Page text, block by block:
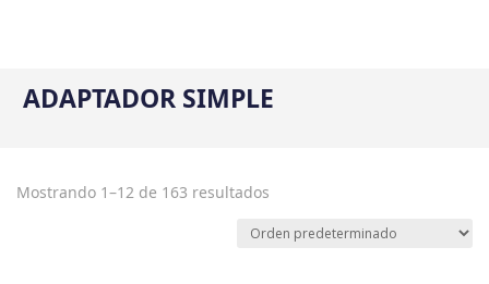
ADAPTADOR SIMPLE
Mostrando 1–12 de 163 resultados